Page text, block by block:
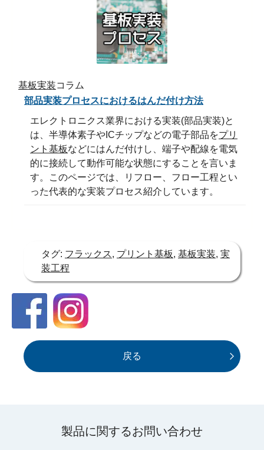
基板実装コラム
部品実装プロセスにおけるはんだ付け方法
エレクトロニクス業界における実装(部品実装)と
は、半導体素子やICチップなどの電子部品をプリ
ント基板などにはんだ付けし、端子や配線を電気
的に接続して動作可能な状態にすることを言いま
す。このページでは、リフロー、フロー工程とい
った代表的な実装プロセス紹介しています。
タグ: フラックス, プリント基板, 基板実装, 実
装工程
戻る
製品に関するお問い合わせ